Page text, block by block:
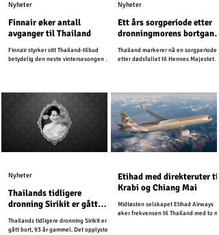
Finnair øker antall
avganger til Thailand
Finnair styrker sitt Thailand-tilbud
betydelig den neste vintersesongen og
Nyheter
Ett års sorgperiode etter
dronningmorens bortgang
som normalt
Thailand markerer nå en sorgperiode
etter dødsfallet til Hennes Majestet
Nyheter
Thailands tidligere
dronning Sirikit er gått
bort
Thailands tidligere dronning Sirikit er
gått bort, 93 år gammel. Det opplyste
Nyheter
Etihad med direkteruter til
Krabi og Chiang Mai
Midtøsten selskapet Etihad Airways
øker frekvensen til Thailand med to